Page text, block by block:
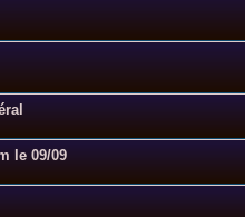
le 09/09